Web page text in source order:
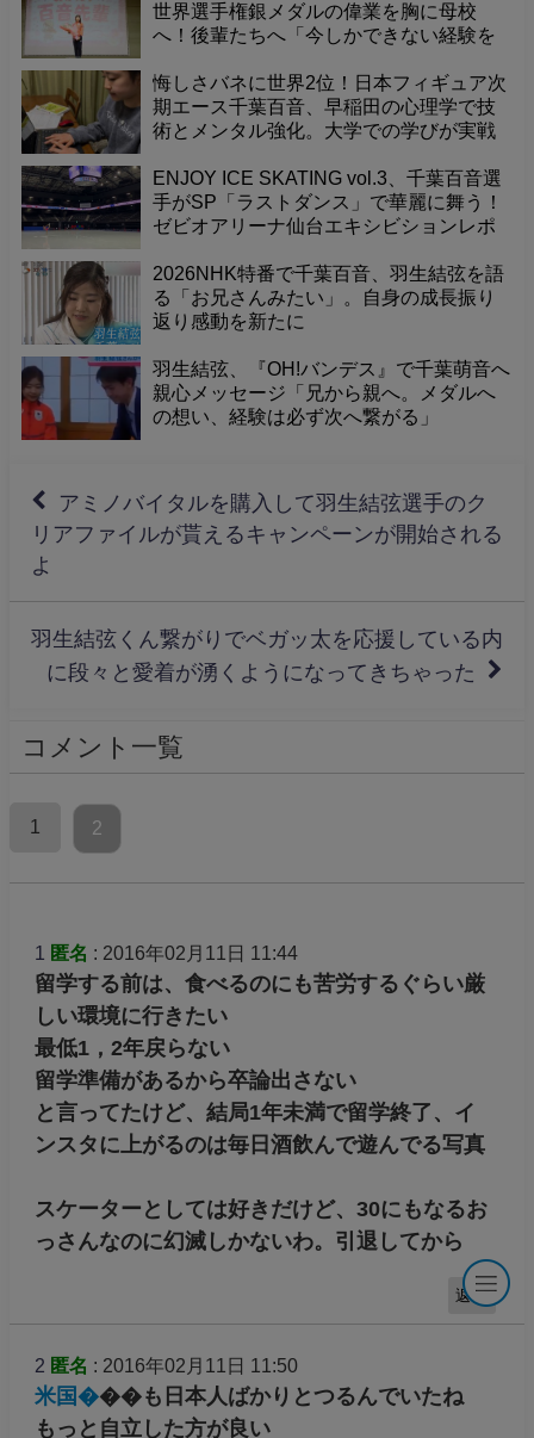
世界選手権銀メダルの偉業を胸に母校
へ！後輩たちへ「今しかできない経験を
とうございました！
悔しさバネに世界2位！日本フィギュア次
期エース千葉百音、早稲田の心理学で技
術とメンタル強化。大学での学びが実戦
ENJOY ICE SKATING vol.3、千葉百音選
手がSP「ラストダンス」で華麗に舞う！
ゼビオアリーナ仙台エキシビションレポ
2026NHK特番で千葉百音、羽生結弦を語
る「お兄さんみたい」。自身の成長振り
返り感動を新たに
羽生結弦、『OH!バンデス』で千葉萌音へ
親心メッセージ「兄から親へ。メダルへ
の想い、経験は必ず次へ繋がる」
アミノバイタルを購入して羽生結弦選手のク
リアファイルが貰えるキャンペーンが開始される
よ
羽生結弦くん繋がりでベガッ太を応援している内
に段々と愛着が湧くようになってきちゃった
コメント一覧
1 2
1 匿名 : 2016年02月11日 11:44
留学する前は、食べるのにも苦労するぐらい厳
しい環境に行きたい
最低1，2年戻らない
留学準備があるから卒論出さない
と言ってたけど、結局1年未満で留学終了、イ
ンスタに上がるのは毎日酒飲んで遊んでる写真
スケーターとしては好きだけど、30にもなるお
っさんなのに幻滅しかないわ。引退してから
返信
2 匿名 : 2016年02月11日 11:50
米国���も日本人ばかりとつるんでいたね
もっと自立した方が良い